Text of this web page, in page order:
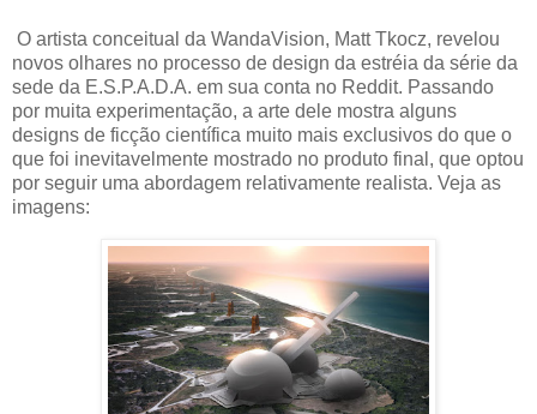
O artista conceitual da WandaVision, Matt Tkocz, revelou
novos olhares no processo de design da estréia da série da
sede da E.S.P.A.D.A. em sua conta no Reddit. Passando
por muita experimentação, a arte dele mostra alguns
designs de ficção científica muito mais exclusivos do que o
que foi inevitavelmente mostrado no produto final, que optou
por seguir uma abordagem relativamente realista. Veja as
imagens: